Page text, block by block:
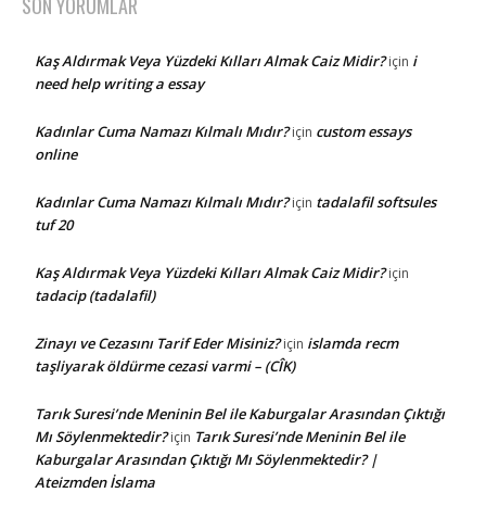
Kaş Aldırmak Veya Yüzdeki Kılları Almak Caiz Midir?için i
need help writing a essay
Kadınlar Cuma Namazı Kılmalı Mıdır?için custom essays
online
Kadınlar Cuma Namazı Kılmalı Mıdır?için tadalafil softsules
tuf 20
Kaş Aldırmak Veya Yüzdeki Kılları Almak Caiz Midir?için
tadacip (tadalafil)
Zinayı ve Cezasını Tarif Eder Misiniz?için islamda recm
taşliyarak öldürme cezasi varmi – (CÎK)
Tarık Suresi’nde Meninin Bel ile Kaburgalar Arasından Çıktığı
Mı Söylenmektedir?için Tarık Suresi’nde Meninin Bel ile
Kaburgalar Arasından Çıktığı Mı Söylenmektedir? |
Ateizmden İslama